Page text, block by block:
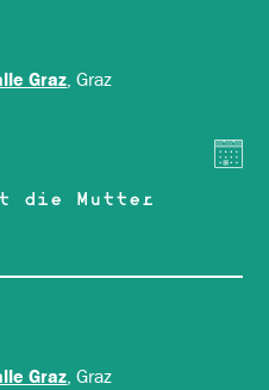
Graz, Graz
die Mutter
Graz, Graz